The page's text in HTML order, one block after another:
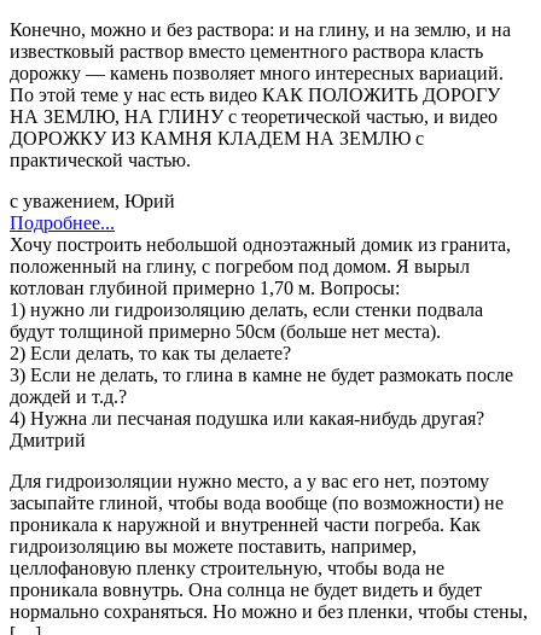
Конечно, можно и без раствора: и на глину, и на землю, и на
известковый раствор вместо цементного раствора класть
дорожку — камень позволяет много интересных вариаций.
По этой теме у нас есть видео КАК ПОЛОЖИТЬ ДОРОГУ
НА ЗЕМЛЮ, НА ГЛИНУ с теоретической частью, и видео
ДОРОЖКУ ИЗ КАМНЯ КЛАДЕМ НА ЗЕМЛЮ с
практической частью.
с уважением, Юрий
Подробнее...
Хочу построить небольшой одноэтажный домик из гранита,
положенный на глину, с погребом под домом. Я вырыл
котлован глубиной примерно 1,70 м. Вопросы:
1) нужно ли гидроизоляцию делать, если стенки подвала
будут толщиной примерно 50см (больше нет места).
2) Если делать, то как ты делаете?
3) Если не делать, то глина в камне не будет размокать после
дождей и т.д.?
4) Нужна ли песчаная подушка или какая-нибудь другая?
Дмитрий
Для гидроизоляции нужно место, а у вас его нет, поэтому
засыпайте глиной, чтобы вода вообще (по возможности) не
проникала к наружной и внутренней части погреба. Как
гидроизоляцию вы можете поставить, например,
целлофановую пленку строительную, чтобы вода не
проникала вовнутрь. Она солнца не будет видеть и будет
нормально сохраняться. Но можно и без пленки, чтобы стены,